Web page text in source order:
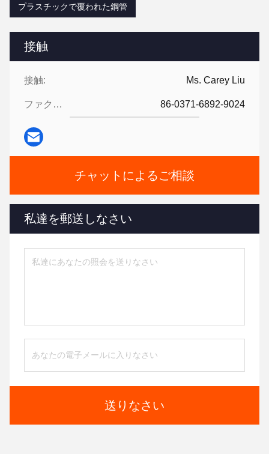
接触
接触: Ms. Carey Liu
ファクシミリ: 86-0371-6892-9024
チャットによるご相談
私達を郵送しなさい
送りなさい
プラスチックで覆われた鋼管